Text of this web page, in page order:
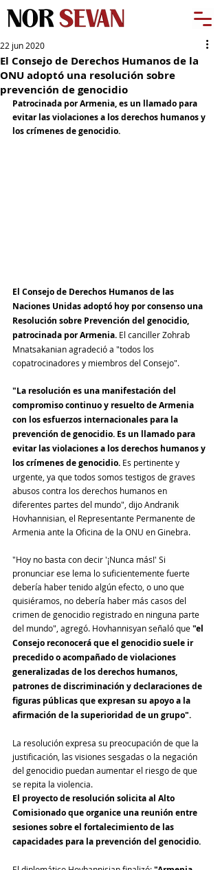
El Consejo de Derechos Humanos de la
ONU adoptó una resolución sobre
prevención de genocidio
22 jun 2020
Patrocinada por Armenia, es un llamado para
evitar las violaciones a los derechos humanos y
los crímenes de genocidio.
El Consejo de Derechos Humanos de las
Naciones Unidas adoptó hoy por consenso una
Resolución sobre Prevención del genocidio,
patrocinada por Armenia. El canciller Zohrab
Mnatsakanian agradeció a "todos los
copatrocinadores y miembros del Consejo".
"La resolución es una manifestación del
compromiso continuo y resuelto de Armenia
con los esfuerzos internacionales para la
prevención de genocidio. Es un llamado para
evitar las violaciones a los derechos humanos y
los crímenes de genocidio. Es pertinente y
urgente, ya que todos somos testigos de graves
abusos contra los derechos humanos en
diferentes partes del mundo", dijo Andranik
Hovhannisian, el Representante Permanente de
Armenia ante la Oficina de la ONU en Ginebra.
"Hoy no basta con decir '¡Nunca más!' Si
pronunciar ese lema lo suficientemente fuerte
debería haber tenido algún efecto, o uno que
quisiéramos, no debería haber más casos del
crimen de genocidio registrado en ninguna parte
del mundo", agregó. Hovhannisyan señaló que "el
Consejo reconocerá que el genocidio suele ir
precedido o acompañado de violaciones
generalizadas de los derechos humanos,
patrones de discriminación y declaraciones de
figuras públicas que expresan su apoyo a la
afirmación de la superioridad de un grupo".
La resolución expresa su preocupación de que la
justificación, las visiones sesgadas o la negación
del genocidio puedan aumentar el riesgo de que
se repita la violencia.
El proyecto de resolución solicita al Alto
Comisionado que organice una reunión entre
sesiones sobre el fortalecimiento de las
capacidades para la prevención del genocidio.